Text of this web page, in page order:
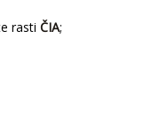
rasti ČIA;